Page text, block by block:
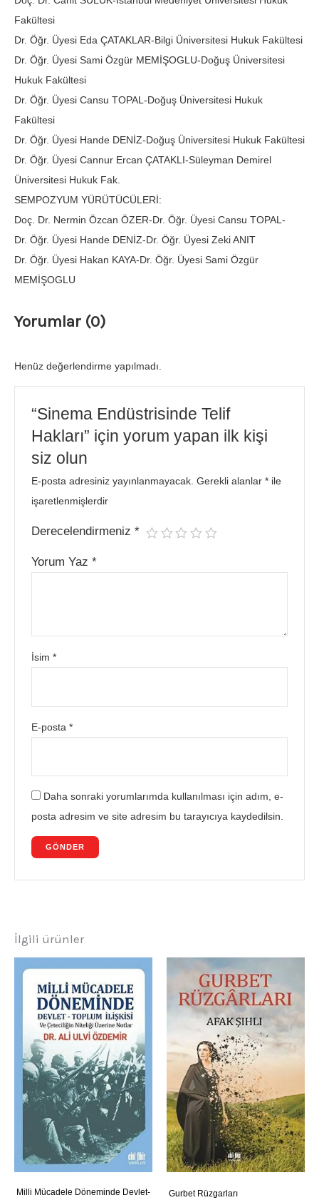
Fakültesi
Dr. Öğr. Üyesi Eda ÇATAKLAR-Bilgi Üniversitesi Hukuk Fakültesi
Dr. Öğr. Üyesi Sami Özgür MEMİŞOGLU-Doğuş Üniversitesi
Hukuk Fakültesi
Dr. Öğr. Üyesi Cansu TOPAL-Doğuş Üniversitesi Hukuk
Fakültesi
Dr. Öğr. Üyesi Hande DENİZ-Doğuş Üniversitesi Hukuk Fakültesi
Dr. Öğr. Üyesi Cannur Ercan ÇATAKLI-Süleyman Demirel
Üniversitesi Hukuk Fak.
SEMPOZYUM YÜRÜTÜCÜLERİ:
Doç. Dr. Nermin Özcan ÖZER-Dr. Öğr. Üyesi Cansu TOPAL-
Dr. Öğr. Üyesi Hande DENİZ-Dr. Öğr. Üyesi Zeki ANIT
Dr. Öğr. Üyesi Hakan KAYA-Dr. Öğr. Üyesi Sami Özgür
MEMİŞOGLU
Yorumlar (0)
Henüz değerlendirme yapılmadı.
“Sinema Endüstrisinde Telif
Hakları” için yorum yapan ilk kişi
siz olun
E-posta adresiniz yayınlanmayacak. Gerekli alanlar* ile
işaretlenmişlerdir
Derecelendirmeniz*
Yorum Yaz*
İsim*
E-posta*
Daha sonraki yorumlarımda kullanılması için adım, e-
posta adresim ve site adresim bu tarayıcıya kaydedilsin.
İlgili ürünler
Milli Mücadele Döneminde Devlet-
Gurbet Rüzgarları